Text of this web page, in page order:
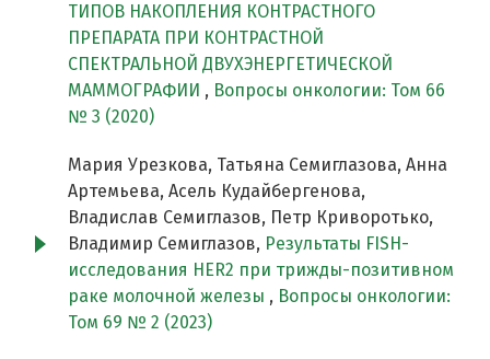
ТИПОВ НАКОПЛЕНИЯ КОНТРАСТНОГО
ПРЕПАРАТА ПРИ КОНТРАСТНОЙ
СПЕКТРАЛЬНОЙ ДВУХЭНЕРГЕТИЧЕСКОЙ
МАММОГРАФИИ , Вопросы онкологии: Том 66
№ 3 (2020)
Мария Урезкова, Татьяна Семиглазова, Анна
Артемьева, Асель Кудайбергенова,
Владислав Семиглазов, Петр Криворотько,
Владимир Семиглазов, Результаты FISH-
исследования HER2 при трижды-позитивном
раке молочной железы , Вопросы онкологии:
Том 69 № 2 (2023)